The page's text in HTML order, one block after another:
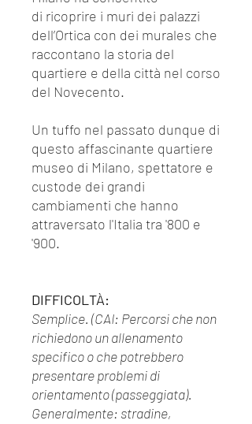
di ricoprire i muri dei palazzi
dell’Ortica con dei murales che
raccontano la storia del
quartiere e della città nel corso
del Novecento.
Un tuffo nel passato dunque di
questo affascinante quartiere
museo di Milano, spettatore e
custode dei grandi
cambiamenti che hanno
attraversato l'Italia tra '800 e
'900.
DIFFICOLTÀ:
Semplice. (CAI: Percorsi che non
richiedono un allenamento
specifico o che potrebbero
presentare problemi di
orientamento (passeggiata).
Generalmente: stradine,